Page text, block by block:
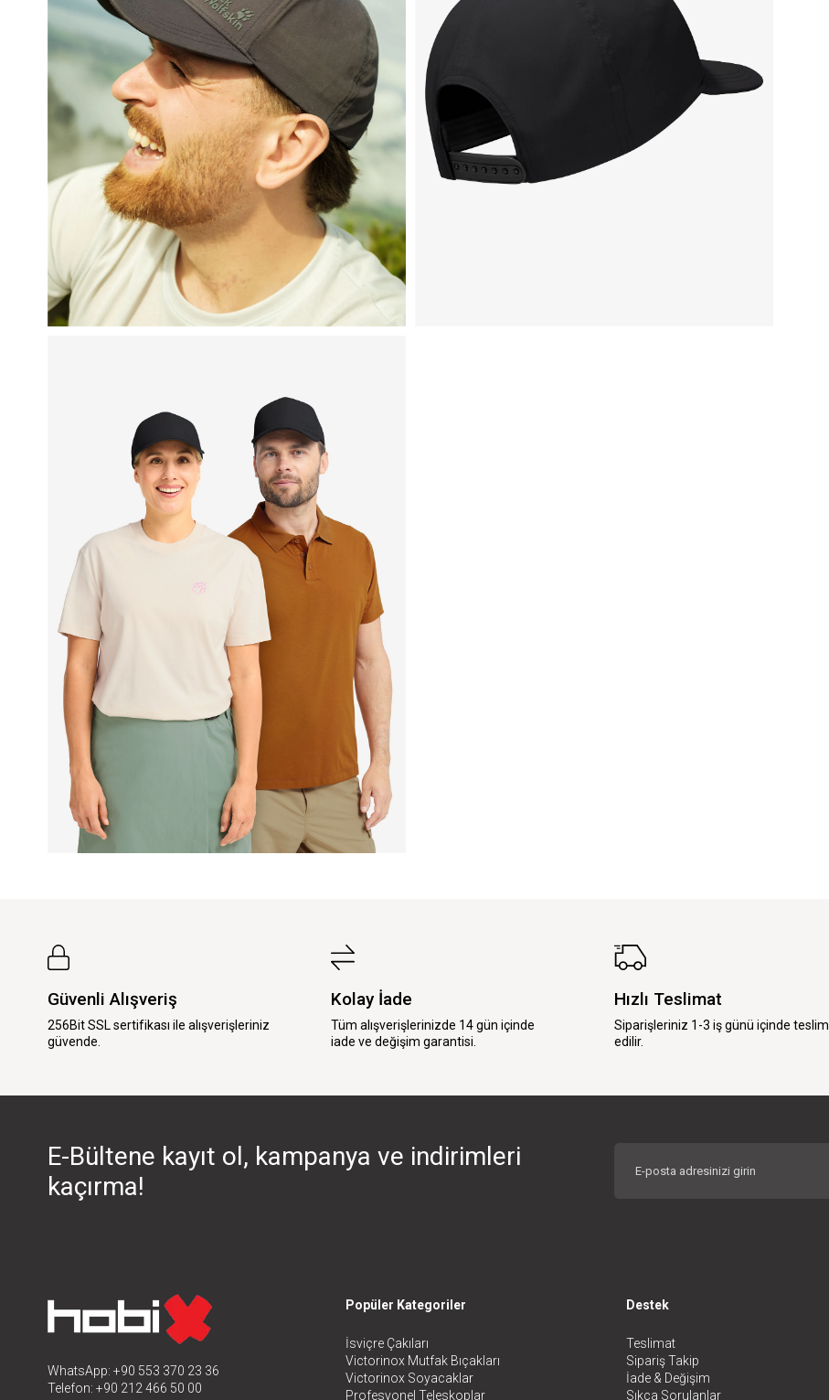
Güvenli Alışveriş
256Bit SSL sertifikası ile alışverişleriniz
güvende.
Kolay İade
Tüm alışverişlerinizde 14 gün içinde
iade ve değişim garantisi.
Hızlı Teslimat
Siparişleriniz 1-3 iş günü içinde teslim
edilir.
E-Bültene kayıt ol, kampanya ve indirimleri
kaçırma!
WhatsApp: +90 553 370 23 36
Telefon: +90 212 466 50 00
Popüler Kategoriler
İsviçre Çakıları
Victorinox Mutfak Bıçakları
Victorinox Soyacaklar
Profesyonel Teleskoplar
Destek
Teslimat
Sipariş Takip
İade & Değişim
Sıkça Sorulanlar